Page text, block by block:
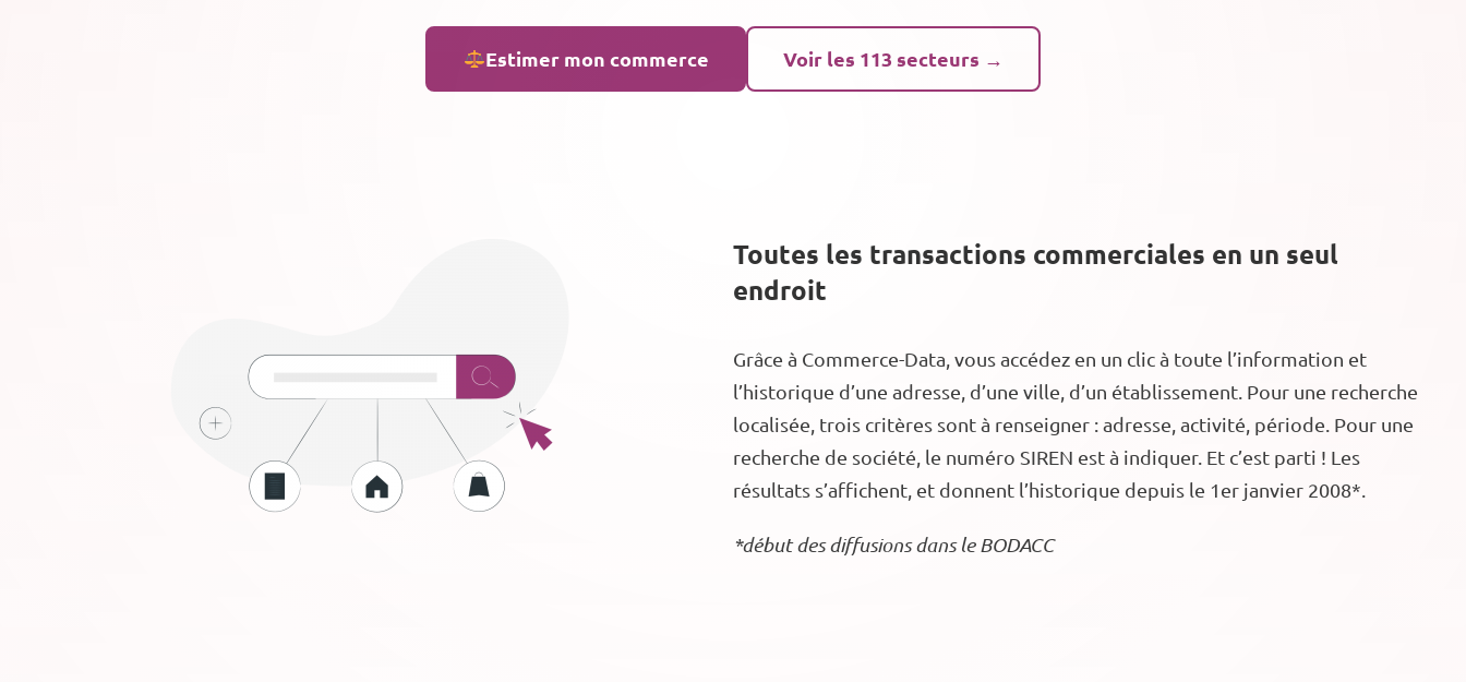
Estimer mon commerce Voir les 113 secteurs →
Toutes les transactions commerciales en un seul
endroit
Grâce à Commerce-Data, vous accédez en un clic à toute l’information et
l’historique d’une adresse, d’une ville, d’un établissement. Pour une recherche
localisée, trois critères sont à renseigner : adresse, activité, période. Pour une
recherche de société, le numéro SIREN est à indiquer. Et c’est parti ! Les
résultats s’affichent, et donnent l’historique depuis le 1er janvier 2008*.
*début des diffusions dans le BODACC